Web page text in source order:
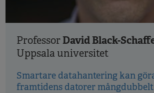
ProfessorDavid Black-
Uppsala universitet
Smartare datahantering kan
framtidens datorer